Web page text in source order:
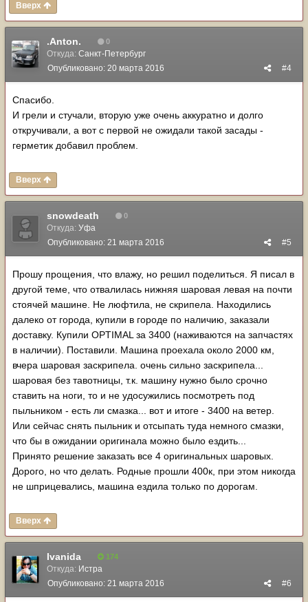
Вверх
.Anton. 0
Откуда: Санкт-Петербург
#4
Опубликовано: 20 марта 2016
Спасибо.
И грели и стучали, вторую уже очень аккуратно и долго
откручивали, а вот с первой не ожидали такой засады -
герметик добавил проблем.
Вверх
snowdeath 0
Откуда: Уфа
#5
Опубликовано: 21 марта 2016
Прошу прощения, что влажу, но решил поделиться. Я писал в
другой теме, что отвалилась нижняя шаровая левая на почти
стоячей машине. Не люфтила, не скрипела. Находились
далеко от города, купили в городе по наличию, заказали
доставку. Купили OPTIMAL за 3400 (наживаются на запчастях
в наличии). Поставили. Машина проехала около 2000 км,
вчера шаровая заскрипела. очень сильно заскрипела...
шаровая без тавотницы, т.к. машину нужно было срочно
ставить на ноги, то и не удосужились посмотреть под
пыльником - есть ли смазка... вот и итоге - 3400 на ветер.
Или сейчас снять пыльник и отсыпать туда немного смазки,
что бы в ожидании оригинала можно было ездить...
Принято решение заказать все 4 оригинальных шаровых.
Дорого, но что делать. Родные прошли 400к, при этом никогда
не шприцевались, машина ездила только по дорогам.
Вверх
Ivanida 174
Откуда: Истра
#6
Опубликовано: 21 марта 2016